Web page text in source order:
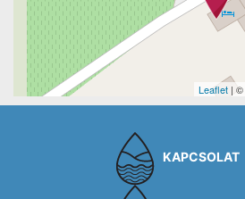
Leaflet | ©
KAPCSOLAT